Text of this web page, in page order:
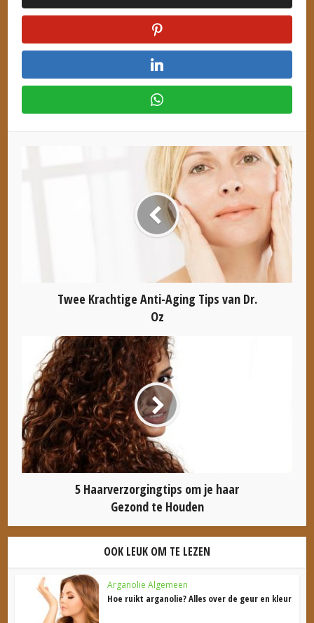
Twee Krachtige Anti-Aging Tips van Dr.
Oz
5 Haarverzorgingtips om je haar
Gezond te Houden
OOK LEUK OM TE LEZEN
Arganolie Algemeen
Hoe ruikt arganolie? Alles over de geur en kleur